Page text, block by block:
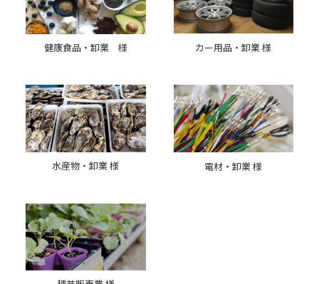
健康食品・卸業 様 カー用品・卸業 様
水産物・卸業 様 電材・卸業 様